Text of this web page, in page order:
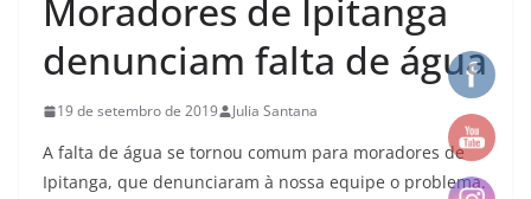
Moradores de Ipitanga
denunciam falta de água
19 de setembro de 2019 Julia Santana
A falta de água se tornou comum para moradores de
Ipitanga, que denunciaram à nossa equipe o problema.